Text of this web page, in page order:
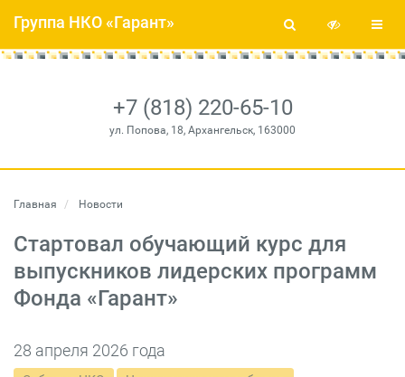
+7 (818) 220-65-10
ул. Попова, 18, Архангельск, 163000
Группа НКО «Гарант»
Главная Новости
Стартовал обучающий курс для
выпускников лидерских программ
Фонда «Гарант»
28 апреля 2026 года